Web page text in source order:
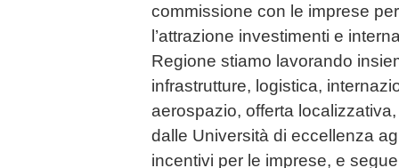
commissione con le imprese
l’attrazione investimenti e
Regione stiamo lavorando
infrastrutture, logistica,
aerospazio, offerta
dalle Università di eccellenza
incentivi per le imprese, e